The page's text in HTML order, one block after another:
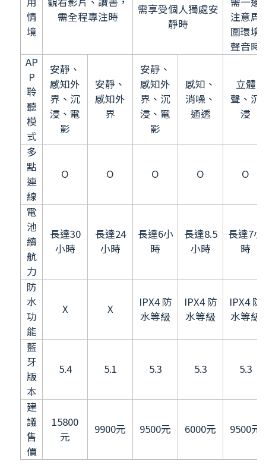
情
境
需全程專注時
需享受個人獨處安
靜時
注意周
圍環境
聲音時
AP
P
聆
聽
模
式
安靜、
感知外
界、沉
浸、電
影
安靜、
感知外
界
安靜、
感知外
界、沉
浸、電
影
感知、
消噪、
通透
立體
聲、沉
浸
多
點
連
線
O O O O O
電
池
續
航
力
長達30
小時
長達24
小時
長達6小
時
長達8.5
小時
長達7小
時
防
水
功
能
X X
IPX4 防
水等級
IPX4 防
水等級
IPX4 防
水等級
藍
牙
版
本
5.4 5.1 5.3 5.3 5.3
建
議
售
價
15800
元
9900元 9500元 6000元 9500元